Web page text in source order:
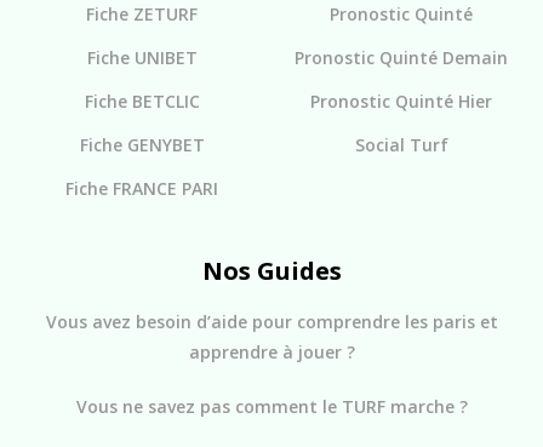
Fiche ZETURF
Fiche UNIBET
Fiche BETCLIC
Fiche GENYBET
Fiche FRANCE PARI
Pronostic Quinté
Pronostic Quinté Demain
Pronostic Quinté Hier
Social Turf
Nos Guides
Vous avez besoin d’aide pour comprendre les paris et
apprendre à jouer ?
Vous ne savez pas comment le TURF marche ?